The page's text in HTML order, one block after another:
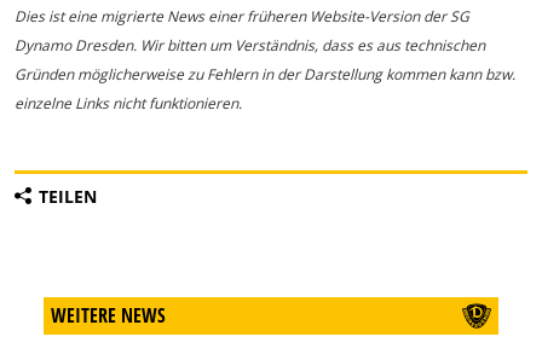
Dies ist eine migrierte News einer früheren Website-Version der SG
Dynamo Dresden. Wir bitten um Verständnis, dass es aus technischen
Gründen möglicherweise zu Fehlern in der Darstellung kommen kann bzw.
einzelne Links nicht funktionieren.
TEILEN
WEITERE NEWS